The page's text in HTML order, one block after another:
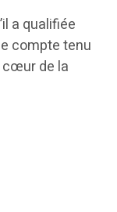
a qualifiée
compte tenu
cœur de la